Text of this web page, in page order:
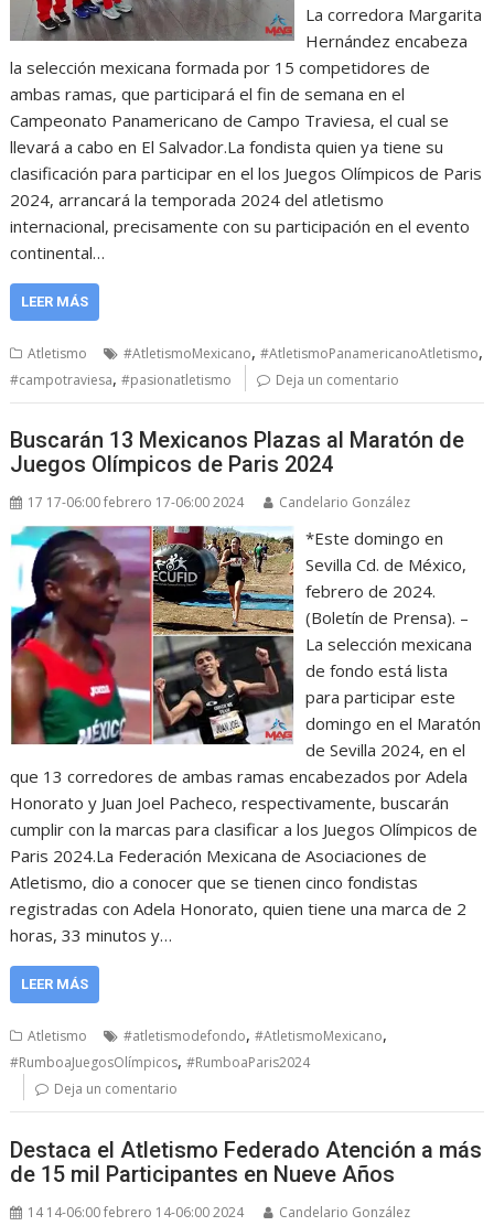
La corredora Margarita
Hernández encabeza
la selección mexicana formada por 15 competidores de
ambas ramas, que participará el fin de semana en el
Campeonato Panamericano de Campo Traviesa, el cual se
llevará a cabo en El Salvador.La fondista quien ya tiene su
clasificación para participar en el los Juegos Olímpicos de Paris
2024, arrancará la temporada 2024 del atletismo
internacional, precisamente con su participación en el evento
continental…
LEER MÁS
Atletismo #AtletismoMexicano,#AtletismoPanamericanoAtletismo,
#campotraviesa,#pasionatletismo Deja un comentario
Buscarán 13 Mexicanos Plazas al Maratón de
Juegos Olímpicos de Paris 2024
17 17-06:00 febrero 17-06:00 2024 Candelario González
*Este domingo en
Sevilla Cd. de México,
febrero de 2024.
(Boletín de Prensa). –
La selección mexicana
de fondo está lista
para participar este
domingo en el Maratón
de Sevilla 2024, en el
que 13 corredores de ambas ramas encabezados por Adela
Honorato y Juan Joel Pacheco, respectivamente, buscarán
cumplir con la marcas para clasificar a los Juegos Olímpicos de
Paris 2024.La Federación Mexicana de Asociaciones de
Atletismo, dio a conocer que se tienen cinco fondistas
registradas con Adela Honorato, quien tiene una marca de 2
horas, 33 minutos y…
LEER MÁS
Atletismo #atletismodefondo,#AtletismoMexicano,
#RumboaJuegosOlímpicos,#RumboaParis2024
Deja un comentario
Destaca el Atletismo Federado Atención a más
de 15 mil Participantes en Nueve Años
14 14-06:00 febrero 14-06:00 2024 Candelario González